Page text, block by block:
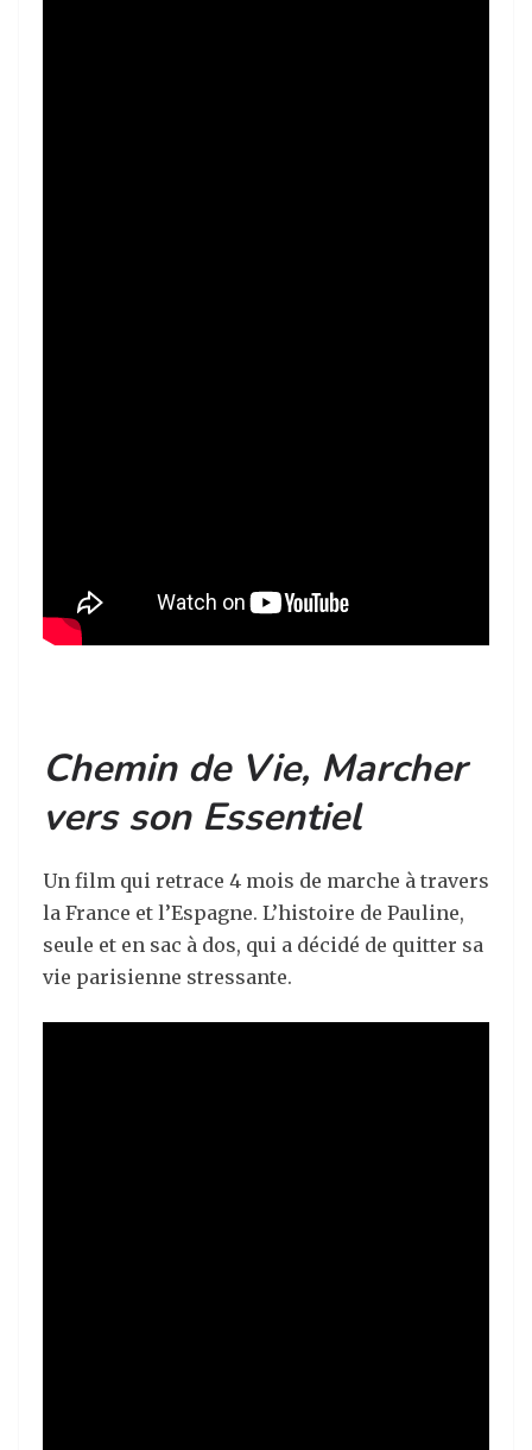
Chemin de Vie, Marcher
vers son Essentiel
Un film qui retrace 4 mois de marche à travers
la France et l’Espagne. L’histoire de Pauline,
seule et en sac à dos, qui a décidé de quitter sa
vie parisienne stressante.